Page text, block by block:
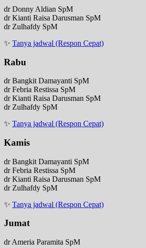
dr Donny Aldian SpM
dr Kianti Raisa Darusman SpM
dr Zulhafdy SpM
✨ Tanya jadwal (Respon Cepat)
Rabu
dr Bangkit Damayanti SpM
dr Febria Restissa SpM
dr Kianti Raisa Darusman SpM
dr Zulhafdy SpM
✨ Tanya jadwal (Respon Cepat)
Kamis
dr Bangkit Damayanti SpM
dr Febria Restissa SpM
dr Kianti Raisa Darusman SpM
dr Zulhafdy SpM
✨ Tanya jadwal (Respon Cepat)
Jumat
dr Ameria Paramita SpM